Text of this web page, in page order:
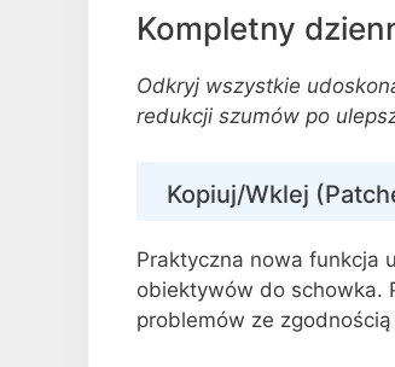
Kompletny
Odkryj wszystkie
redukcji szumów po
Kopiuj/Wklej
Praktyczna nowa funkcja
obiektywów do schowka.
problemów ze zgodnością